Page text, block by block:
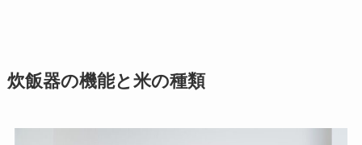
炊飯器の機能と米の種類